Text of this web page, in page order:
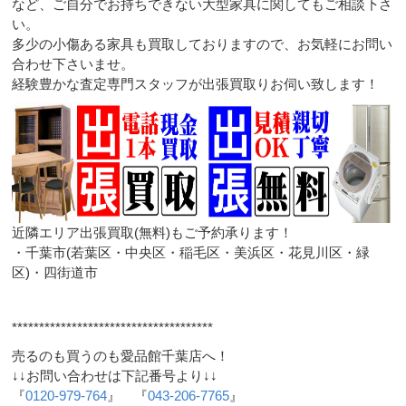
など、ご自分でお持ちできない大型家具に関してもご相談下さ
い。
多少の小傷ある家具も買取しておりますので、お気軽にお問い
合わせ下さいませ。
経験豊かな査定専門スタッフが出張買取りお伺い致します！
近隣エリア出張買取(無料)もご予約承ります！
・千葉市(若葉区・中央区・稲毛区・美浜区・花見川区・緑
区)・四街道市
*************************************
売るのも買うのも愛品館千葉店へ！
↓↓お問い合わせは下記番号より↓↓
『0120-979-764 』 『043-206-7765 』